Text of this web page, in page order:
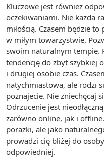
Kluczowe jest również
oczekiwaniami. Nie każda
miłością. Czasem będzie
w miłym towarzystwie.
swoim naturalnym tempie.
tendencję do zbyt szybkiej
i drugiej osobie czas.
natychmiastowa, ale rodzi
poznajecie. Nie zniechęcaj
Odrzucenie jest
zarówno online, jak i
porażki, ale jako
prowadzi cię bliżej do
odpowiedniej.